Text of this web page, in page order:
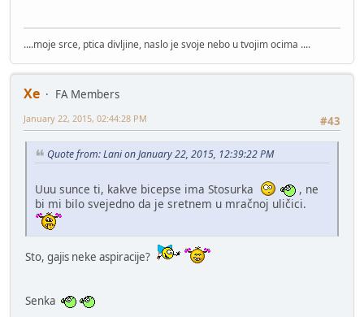
....moje srce, ptica divljine, naslo je svoje nebo u tvojim ocima ....
Xe
FA Members
#43
January 22, 2015, 02:44:28 PM
Quote from: Lani on January 22, 2015, 12:39:22 PM
Uuu sunce ti, kakve bicepse ima Stosurka
, ne
bi mi bilo svejedno da je sretnem u mračnoj uličici.
Sto, gajis neke aspiracije?
Senka